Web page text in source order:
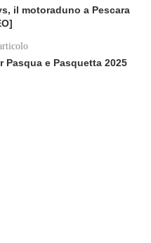
il motoraduno a Pescara
Pasqua e Pasquetta 2025